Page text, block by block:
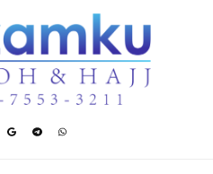
dan Hajj